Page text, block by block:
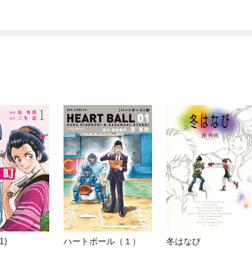
ハートボール（１） 冬はなび